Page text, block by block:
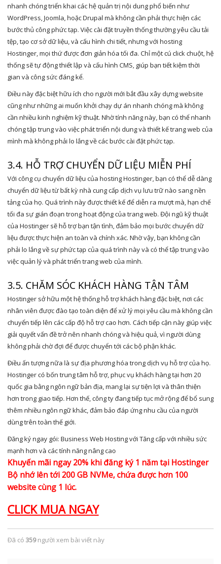
nhanh chóng triển khai các hệ quản trị nội dung phổ biến như
WordPress, Joomla, hoặc Drupal mà không cần phải thực hiện các
bước thủ công phức tạp. Việc cài đặt truyền thống thường yêu cầu tải
tệp, tạo cơ sở dữ liệu, và cấu hình chi tiết, nhưng với hosting
Hostinger, mọi thứ được đơn giản hóa tối đa. Chỉ một cú click chuột, hệ
thống sẽ tự động thiết lập và cấu hình CMS, giúp bạn tiết kiệm thời
gian và công sức đáng kể.
Điều này đặc biệt hữu ích cho người mới bắt đầu xây dựng website
cũng như những ai muốn khởi chạy dự án nhanh chóng mà không
cần nhiều kinh nghiệm kỹ thuật. Nhờ tính năng này, bạn có thể nhanh
chóng tập trung vào việc phát triển nội dung và thiết kế trang web của
mình mà không phải lo lắng về các bước cài đặt phức tạp.
3.4. HỖ TRỢ CHUYỂN DỮ LIỆU MIỄN PHÍ
Với công cụ chuyển dữ liệu của hosting Hostinger, bạn có thể dễ dàng
chuyển dữ liệu từ bất kỳ nhà cung cấp dịch vụ lưu trữ nào sang nền
tảng của họ. Quá trình này được thiết kế để diễn ra mượt mà, hạn chế
tối đa sự gián đoạn trong hoạt động của trang web. Đội ngũ kỹ thuật
của Hostinger sẽ hỗ trợ bạn tận tình, đảm bảo mọi bước chuyển dữ
liệu được thực hiện an toàn và chính xác. Nhờ vậy, bạn không cần
phải lo lắng về sự phức tạp của quá trình này và có thể tập trung vào
việc quản lý và phát triển trang web của mình.
3.5. CHĂM SÓC KHÁCH HÀNG TẬN TÂM
Hostinger sở hữu một hệ thống hỗ trợ khách hàng đặc biệt, nơi các
nhân viên được đào tạo toàn diện để xử lý mọi yêu cầu mà không cần
chuyển tiếp lên các cấp độ hỗ trợ cao hơn. Cách tiếp cận này giúp việc
giải quyết vấn đề trở nên nhanh chóng và hiệu quả, vì người dùng
không phải chờ đợi để được chuyển tới các bộ phận khác.
Điều ấn tượng nữa là sự địa phương hóa trong dịch vụ hỗ trợ của họ.
Hostinger có bốn trung tâm hỗ trợ, phục vụ khách hàng tại hơn 20
quốc gia bằng ngôn ngữ bản địa, mang lại sự tiện lợi và thân thiện
hơn trong giao tiếp. Hơn thế, công ty đang tiếp tục mở rộng để bổ sung
thêm nhiều ngôn ngữ khác, đảm bảo đáp ứng nhu cầu của người
dùng trên toàn thế giới.
Đăng ký ngay gói: Business Web Hosting với Tăng cấp với nhiều sức
mạnh hơn và các tính năng nâng cao
Khuyến mãi ngay 20% khi đăng ký 1 năm tại Hostinger
Bộ nhớ lên tới 200 GB NVMe, chứa được hơn 100
website cùng 1 lúc.
CLICK MUA NGAY
Đã có 359người xem bài viết này